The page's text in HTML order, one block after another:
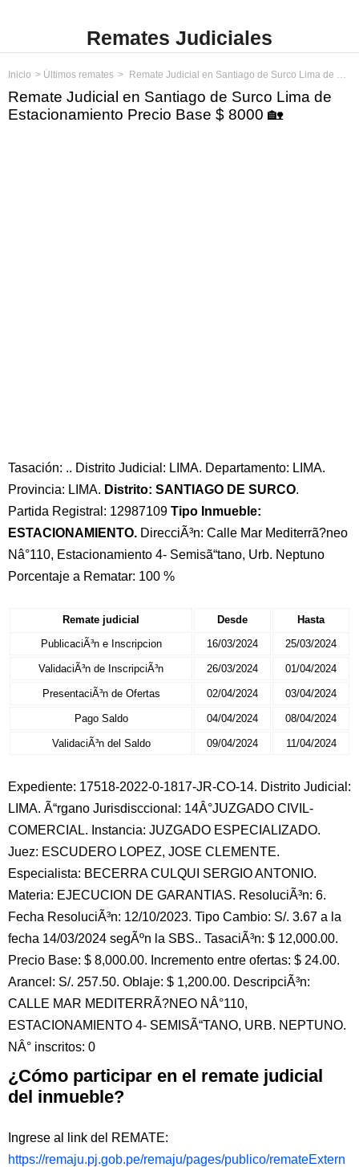
Remates Judiciales
Inicio Últimos remates Remate Judicial en Santiago de Surco Lima de Estacionamiento Precio Base $ 8000
Remate Judicial en Santiago de Surco Lima de
Estacionamiento Precio Base $ 8000 🏡
Tasación: .. Distrito Judicial: LIMA. Departamento: LIMA.
Provincia: LIMA. Distrito: SANTIAGO DE SURCO.
Partida Registral: 12987109 Tipo Inmueble:
ESTACIONAMIENTO. DirecciÃ³n: Calle Mar Mediterrã?neo
Nâ°110, Estacionamiento 4- Semisã“tano, Urb. Neptuno
Porcentaje a Rematar: 100 %
Remate judicial Desde
Hasta
PublicaciÃ³n e Inscripcion
16/03/2024 25/03/2024
ValidaciÃ³n de InscripciÃ³n 26/03/2024 01/04/2024
PresentaciÃ³n de Ofertas 02/04/2024 03/04/2024
Pago Saldo 04/04/2024 08/04/2024
ValidaciÃ³n del Saldo 09/04/2024 11/04/2024
Expediente: 17518-2022-0-1817-JR-CO-14. Distrito Judicial:
LIMA. Ã“rgano Jurisdisccional: 14Â°JUZGADO CIVIL-
COMERCIAL. Instancia: JUZGADO ESPECIALIZADO.
Juez: ESCUDERO LOPEZ, JOSE CLEMENTE.
Especialista: BECERRA CULQUI SERGIO ANTONIO.
Materia: EJECUCION DE GARANTIAS. ResoluciÃ³n: 6.
Fecha ResoluciÃ³n: 12/10/2023. Tipo Cambio: S/. 3.67 a la
fecha 14/03/2024 segÃºn la SBS.. TasaciÃ³n: $ 12,000.00.
Precio Base: $ 8,000.00. Incremento entre ofertas: $ 24.00.
Arancel: S/. 257.50. Oblaje: $ 1,200.00. DescripciÃ³n:
CALLE MAR MEDITERRÃ?NEO NÂ°110,
ESTACIONAMIENTO 4- SEMISÃ“TANO, URB. NEPTUNO.
NÂ° inscritos: 0
¿Cómo participar en el remate judicial
del inmueble?
Ingrese al link del REMATE:
https://remaju.pj.gob.pe/remaju/pages/publico/remateExtern